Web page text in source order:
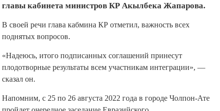
главы кабинета министров КР Акылбека Жапарова.
В своей речи глава кабмина КР отметил, важность всех
поднятых вопросов.
«Надеюсь, итого подписанных соглашений принесут
плодотворные результаты всем участникам интеграции», —
сказал он.
Напомним, с 25 по 26 августа 2022 года в городе Чолпон-Ате